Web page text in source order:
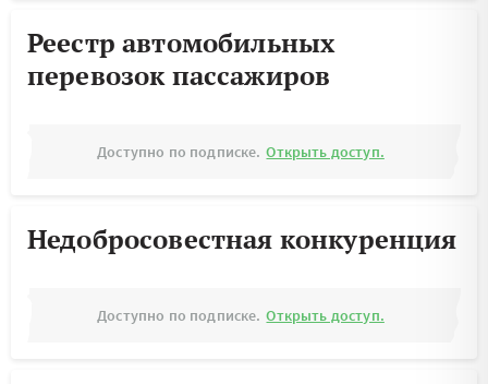
Реестр автомобильных
перевозок пассажиров
Доступно по подписке. Открыть доступ.
Недобросовестная конкуренция
Доступно по подписке. Открыть доступ.